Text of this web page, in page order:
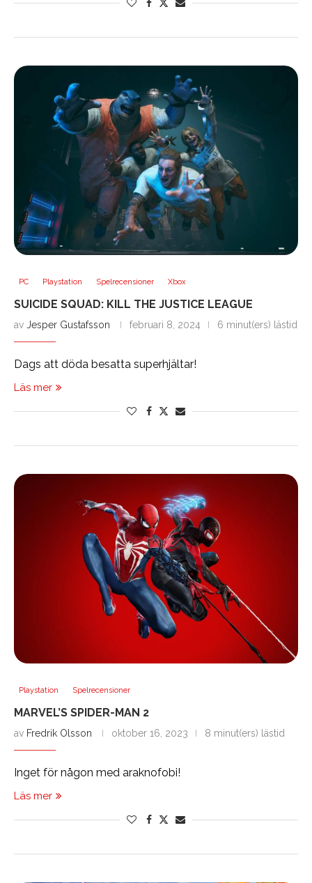
PC Playstation Spelrecensioner Xbox
SUICIDE SQUAD: KILL THE JUSTICE LEAGUE
av Jesper Gustafsson februari 8, 2024 6 minut(ers) lästid
Dags att döda besatta superhjältar!
Läs mer
Playstation Spelrecensioner
MARVEL’S SPIDER-MAN 2
av Fredrik Olsson oktober 16, 2023 8 minut(ers) lästid
Inget för någon med araknofobi!
Läs mer